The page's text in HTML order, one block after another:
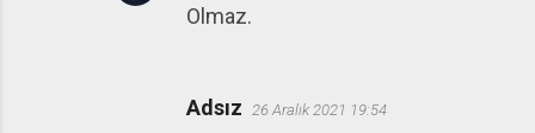
Olmaz.
Adsız 26 Aralık 2021 19:54